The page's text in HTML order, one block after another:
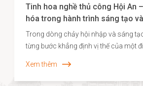
Tinh hoa nghề thủ công Hội An
hóa trong hành trình sáng tạo
Trong dòng chảy hội nhập và sáng
từng bước khẳng định vị thế của một
thức mới mẻ. Năm 2026, dấu ấn ấy
Xem thêm